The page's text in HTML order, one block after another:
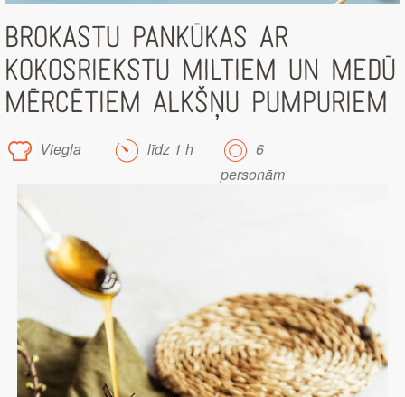
BROKASTU PANKŪKAS AR
KOKOSRIEKSTU MILTIEM UN MEDŪ
MĒRCĒTIEM ALKŠŅU PUMPURIEM
Viegla līdz 1 h
6
personām